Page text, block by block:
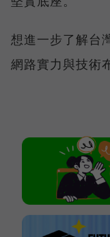
想進一步了解台
網路實力與技術